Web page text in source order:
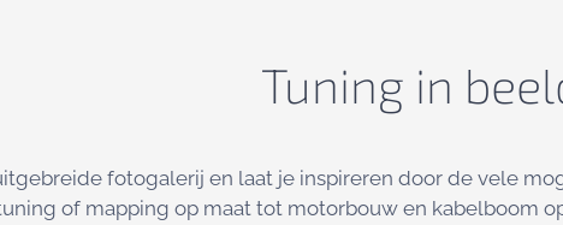
Tuning in
fotogalerij en laat je inspireren door de vele
of mapping op maat tot motorbouw en kabelboom